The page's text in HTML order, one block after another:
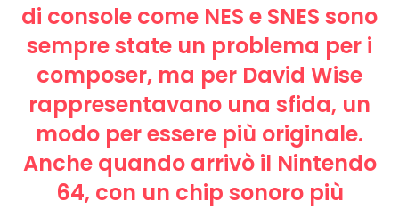
di console come NES e SNES sono
sempre state un problema per i
composer, ma per David Wise
rappresentavano una sfida, un
modo per essere più originale.
Anche quando arrivò il Nintendo
64, con un chip sonoro più